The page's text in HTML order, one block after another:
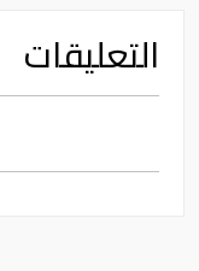
التعليقات